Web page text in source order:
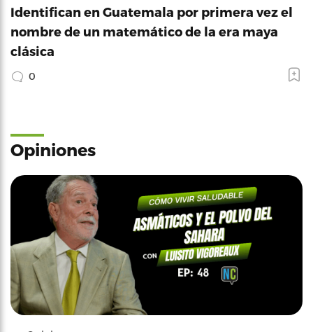
Identifican en Guatemala por primera vez el
nombre de un matemático de la era maya
clásica
0
Opiniones